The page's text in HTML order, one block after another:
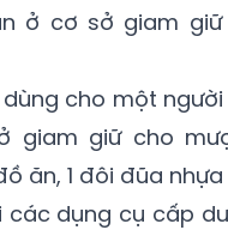
ở cơ sở giam
cho một
giam giữ cho
ăn, 1 đôi đũa nhựa
dụng cụ cấp